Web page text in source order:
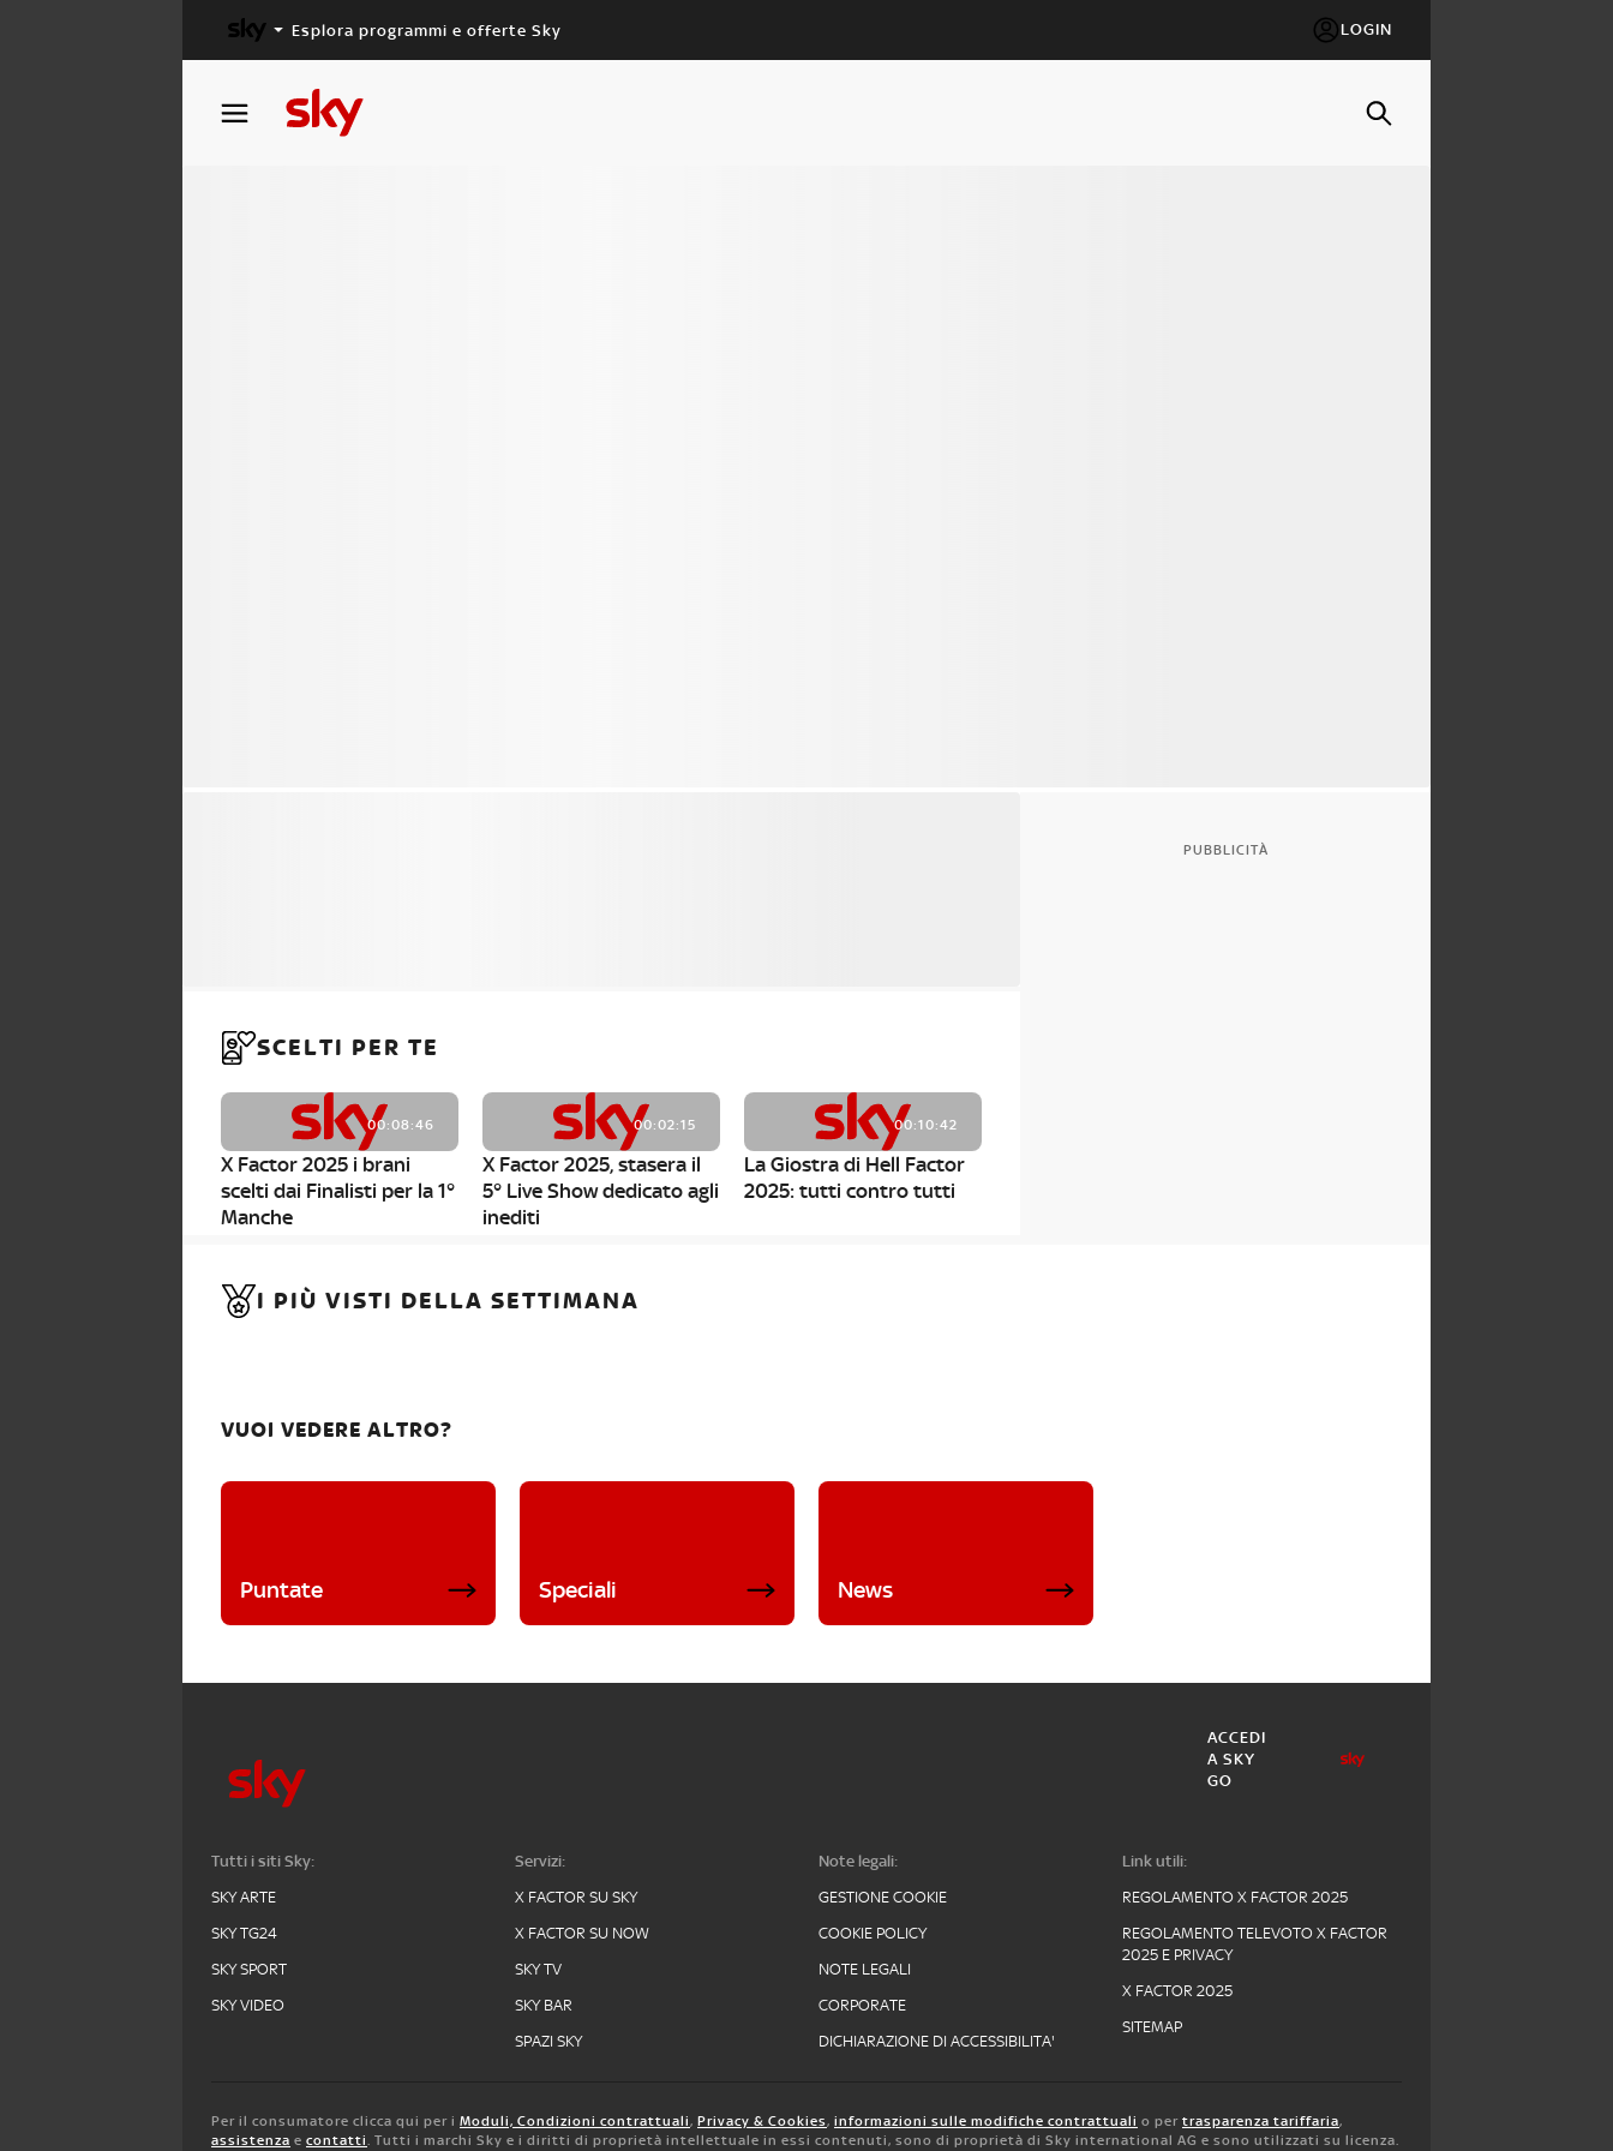
Esplora programmi e offerte Sky LOGIN
SCELTI PER TE
00:08:46
X Factor 2025 i brani
scelti dai Finalisti per la 1°
Manche
00:02:15
X Factor 2025, stasera il
5° Live Show dedicato agli
inediti
00:10:42
La Giostra di Hell Factor
2025: tutti contro tutti
PUBBLICITÀ
I PIÙ VISTI DELLA SETTIMANA
VUOI VEDERE ALTRO?
Puntate Speciali News
ACCEDI
A SKY
GO
Tutti i siti Sky:
SKY ARTE
SKY TG24
SKY SPORT
SKY VIDEO
Servizi:
X FACTOR SU SKY
X FACTOR SU NOW
SKY TV
SKY BAR
SPAZI SKY
Note legali:
GESTIONE COOKIE
COOKIE POLICY
NOTE LEGALI
CORPORATE
DICHIARAZIONE DI ACCESSIBILITA'
Link utili:
REGOLAMENTO X FACTOR 2025
REGOLAMENTO TELEVOTO X FACTOR
2025 E PRIVACY
X FACTOR 2025
SITEMAP
Per il consumatore clicca qui per i Moduli, Condizioni contrattuali, Privacy & Cookies, informazioni sulle modifiche contrattuali o per trasparenza tariffaria,
assistenza e contatti. Tutti i marchi Sky e i diritti di proprietà intellettuale in essi contenuti, sono di proprietà di Sky international AG e sono utilizzati su licenza.